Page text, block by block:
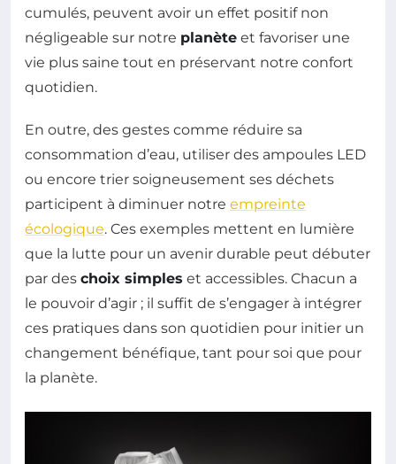
cumulés, peuvent avoir un effet positif non
négligeable sur notre planète et favoriser une
vie plus saine tout en préservant notre confort
quotidien.
En outre, des gestes comme réduire sa
consommation d’eau, utiliser des ampoules LED
ou encore trier soigneusement ses déchets
participent à diminuer notre empreinte
écologique. Ces exemples mettent en lumière
que la lutte pour un avenir durable peut débuter
par des choix simples et accessibles. Chacun a
le pouvoir d’agir ; il suffit de s’engager à intégrer
ces pratiques dans son quotidien pour initier un
changement bénéfique, tant pour soi que pour
la planète.